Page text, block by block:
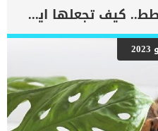
مثل مضاد التجمد يزيد من
فى الدم عند القطط. اقرأ ايضا:
ان تصيب هذه الحالة القطط من
علامات زيادة اليوريا فى الدم
عبر جسم القطة، تتأثر معظم
والجهاز الهضمي والجهاز العصبي
والجهاز اللمفاوي والمناعي. اما
أن تشمل : فقدان
النفس الكريهة تقرحات
البطيءانخفاض أو زيادة […]
التنشئة الاجتماعية للقطط.. كيف تجعلها ايجابية ؟